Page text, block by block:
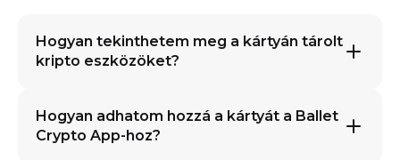
Hogyan tekinthetem meg a kártyán tárolt
kripto eszközöket?
Hogyan adhatom hozzá a kártyát a Ballet
Crypto App-hoz?